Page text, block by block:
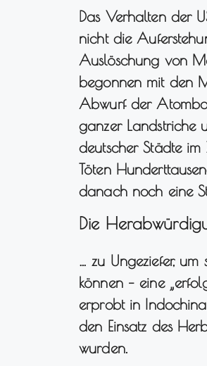
Das Verhalten der
nicht die
Auslöschung von
begonnen mit den
Abwurf der
ganzer Landstriche
deutscher Städte
Töten
danach noch eine
Die
… zu Ungeziefer,
können – eine
erprobt in
den Einsatz des
wurden.